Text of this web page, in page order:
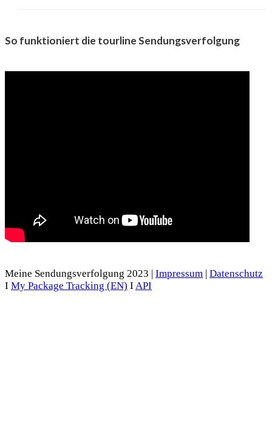
So funktioniert die tourline Sendungsverfolgung
Meine Sendungsverfolgung 2023 | Impressum | Datenschutz
I My Package Tracking (EN) I API